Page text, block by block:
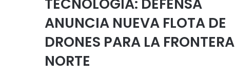
ANUNCIA NUEVA FLOTA DE
DRONES PARA LA FRONTERA
NORTE